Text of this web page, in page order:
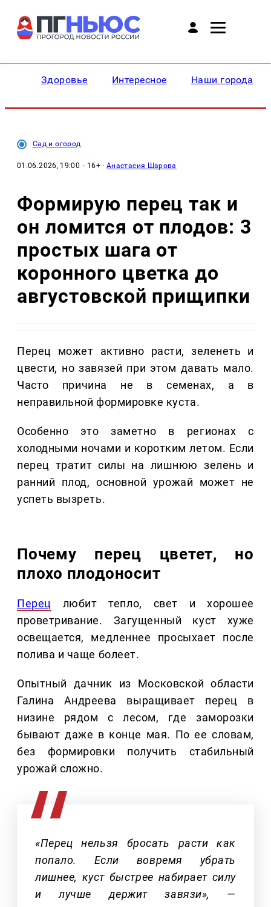
Здоровье Интересное Наши города
Сад и огород
01.06.2026, 19:00 · 16+ ·Анастасия Шарова
Формирую перец так и
он ломится от плодов: 3
простых шага от
коронного цветка до
августовской прищипки
Перец может активно расти, зеленеть и
цвести, но завязей при этом давать мало.
Часто причина не в семенах, а в
неправильной формировке куста.
Особенно это заметно в регионах с
холодными ночами и коротким летом. Если
перец тратит силы на лишнюю зелень и
ранний плод, основной урожай может не
успеть вызреть.
Почему перец цветет, но
плохо плодоносит
Перец любит тепло, свет и хорошее
проветривание. Загущенный куст хуже
освещается, медленнее просыхает после
полива и чаще болеет.
Опытный дачник из Московской области
Галина Андреева выращивает перец в
низине рядом с лесом, где заморозки
бывают даже в конце мая. По ее словам,
без формировки получить стабильный
урожай сложно.
«Перец нельзя бросать расти как
попало. Если вовремя убрать
лишнее, куст быстрее набирает силу
и лучше держит завязи», —